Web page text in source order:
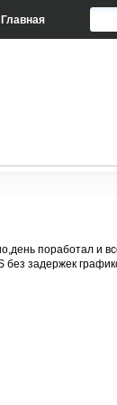
Главная
поработал и
задержек